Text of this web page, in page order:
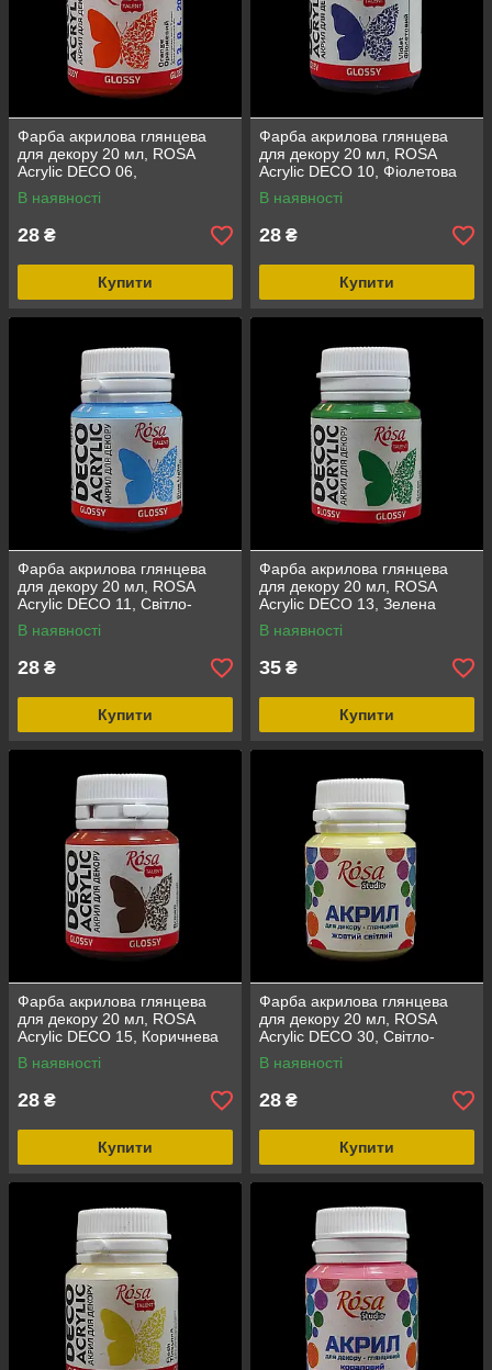
Фарба акрилова глянцева
для декору 20 мл, ROSA
Acrylic DECO 06,
Помаранчева
В наявності
28 ₴
Купити
Фарба акрилова глянцева
для декору 20 мл, ROSA
Acrylic DECO 10, Фіолетова
В наявності
28 ₴
Купити
Фарба акрилова глянцева
для декору 20 мл, ROSA
Acrylic DECO 11, Світло-
блакитна
В наявності
28 ₴
Купити
Фарба акрилова глянцева
для декору 20 мл, ROSA
Acrylic DECO 13, Зелена
В наявності
35 ₴
Купити
Фарба акрилова глянцева
для декору 20 мл, ROSA
Acrylic DECO 15, Коричнева
В наявності
28 ₴
Купити
Фарба акрилова глянцева
для декору 20 мл, ROSA
Acrylic DECO 30, Світло-
жовта
В наявності
28 ₴
Купити